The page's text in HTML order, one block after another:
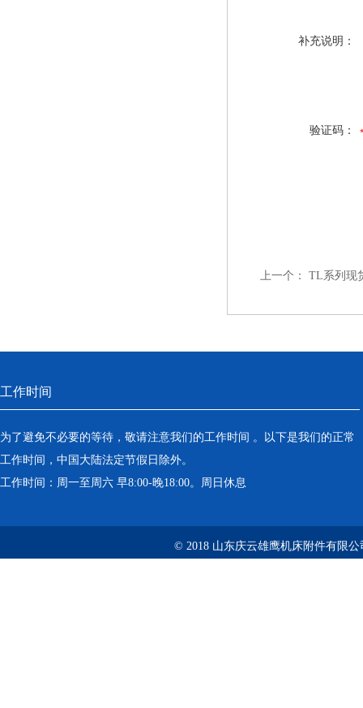
补充说明：
验证码：
上一个： TL系列现
工作时间
为了避免不必要的等待，敬请注意我们的工作时间 。以下是我们的正常
工作时间，中国大陆法定节假日除外。
工作时间：周一至周六 早8:00-晚18:00。周日休息
© 2018 山东庆云雄鹰机床附件有限